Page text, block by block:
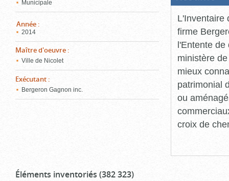
Municipale
Année :
2014
Maître d'oeuvre :
Ville de Nicolet
Exécutant :
Bergeron Gagnon inc.
L'Inventaire
firme
l'Entente de
ministère
mieux
patrimonial
ou
croix de
Éléments inventoriés (382 323)